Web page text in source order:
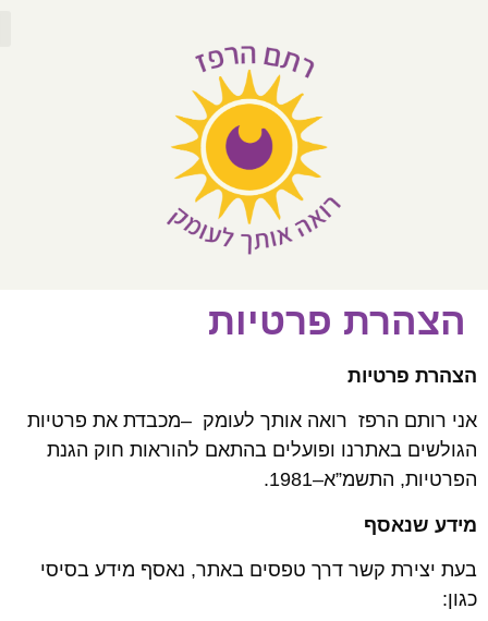
הצהרת פרטיות
הצהרת פרטיות
אני רותם הרפז רואה אותך לעומק –מכבדת את פרטיות
הגולשים באתרנו ופועלים בהתאם להוראות חוק הגנת
הפרטיות, התשמ”א–1981.
מידע שנאסף
בעת יצירת קשר דרך טפסים באתר, נאסף מידע בסיסי
כגון: